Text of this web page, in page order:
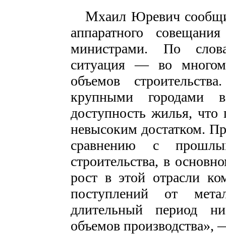
Мхаил Юревич
аппаратного
министрами. По
ситуация — во многом
объемов
крупными городами
доступность жилья, что
невысоким достатком.
сравнению с
строительства, в
рост в этой отрасли
поступлений от
длительный период
объемов